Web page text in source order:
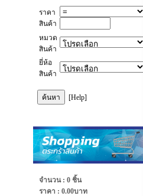
ราคา
สินค้า
หมวด
สินค้า
ยี่ห้อ
สินค้า
[Help]
จำนวน : 0 ชิ้น
ราคา : 0.00บาท